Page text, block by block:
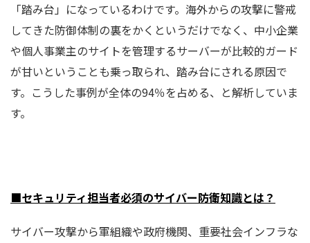
「踏み台」になっているわけです。海外からの攻撃に警戒
してきた防御体制の裏をかくというだけでなく、中小企業
や個人事業主のサイトを管理するサーバーが比較的ガード
が甘いということも乗っ取られ、踏み台にされる原因で
す。こうした事例が全体の94％を占める、と解析していま
す。
■セキュリティ担当者必須のサイバー防衛知識とは？
サイバー攻撃から軍組織や政府機関、重要社会インフラな